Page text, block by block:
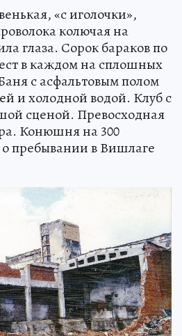
«с иголочки»,
колючая на
глаза. Сорок бараков по
в каждом на сплошных
с асфальтовым полом
и холодной водой. Клуб с
сценой. Превосходная
Конюшня на 300
пребывании в Вишлаге